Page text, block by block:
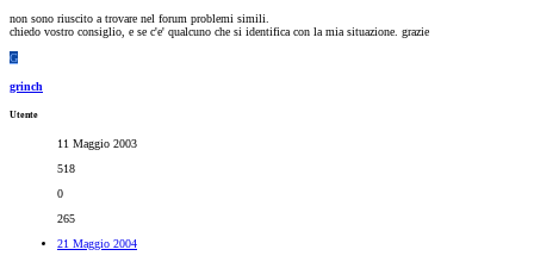
non sono riuscito a trovare nel forum problemi simili.
chiedo vostro consiglio, e se c'e' qualcuno che si identifica con la mia situazione. grazie
G
grinch
Utente
11 Maggio 2003
518
0
265
21 Maggio 2004